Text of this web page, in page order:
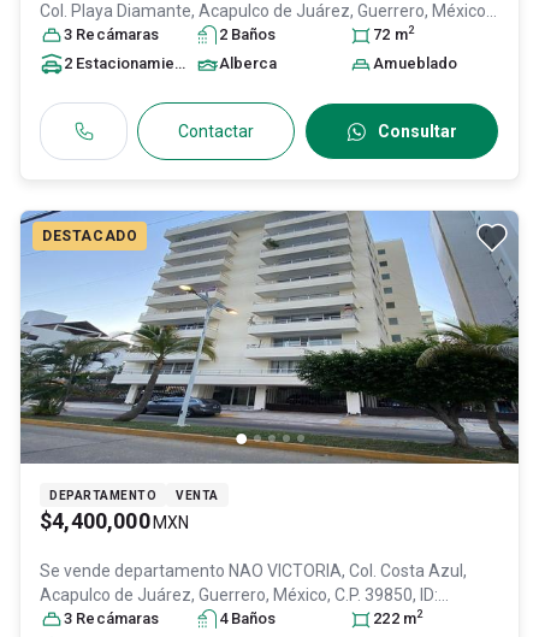
Col. Playa Diamante, Acapulco de Juárez, Guerrero, México
C.P. 39897, ID:31152914
3 Recámaras 2 Baños 72 m2
2 Estacionamiento s Alberca Amueblado
Contactar Consultar
DESTACADO
DEPARTAMENTO VENTA
$4,400,000 MXN
Se vende departamento NAO VICTORIA, Col. Costa Azul,
Acapulco de Juárez, Guerrero, México, C.P. 39850, ID:
31503710
3 Recámaras 4 Baños 222 m2